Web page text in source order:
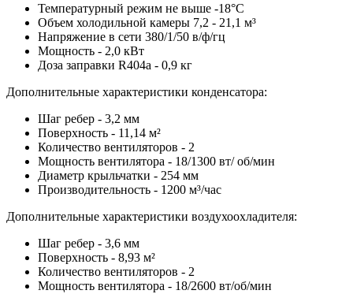
Температурный режим не выше -18°С
Объем холодильной камеры 7,2 - 21,1 м³
Напряжение в сети 380/1/50 в/ф/гц
Мощность - 2,0 кВт
Доза заправки R404a - 0,9 кг
Дополнительные характеристики конденсатора:
Шаг ребер - 3,2 мм
Поверхность - 11,14 м²
Количество вентиляторов - 2
Мощность вентилятора - 18/1300 вт/ об/мин
Диаметр крыльчатки - 254 мм
Производительность - 1200 м³/час
Дополнительные характеристики воздухоохладителя:
Шаг ребер - 3,6 мм
Поверхность - 8,93 м²
Количество вентиляторов - 2
Мощность вентилятора - 18/2600 вт/об/мин